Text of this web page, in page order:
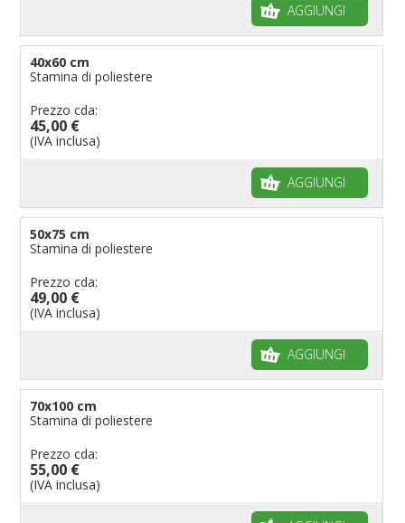
AGGIUNGI
40x60 cm
Stamina di poliestere
Prezzo cda:
45,00 €
(IVA inclusa)
AGGIUNGI
50x75 cm
Stamina di poliestere
Prezzo cda:
49,00 €
(IVA inclusa)
AGGIUNGI
70x100 cm
Stamina di poliestere
Prezzo cda:
55,00 €
(IVA inclusa)